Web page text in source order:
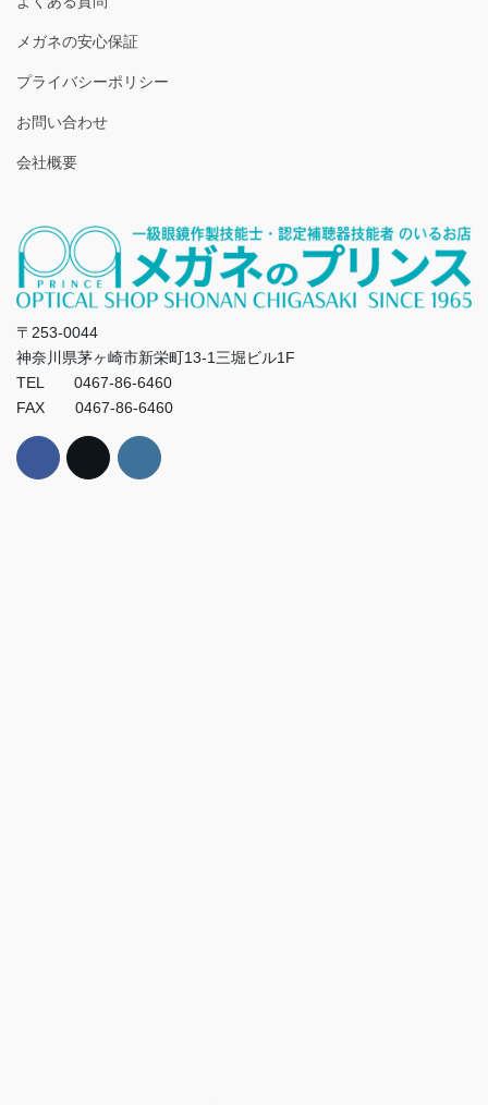
メガネの安心保証
プライバシーポリシー
お問い合わせ
会社概要
〒253-0044
神奈川県茅ヶ崎市新栄町13-1三堀ビル1F
TEL 0467-86-6460
FAX 0467-86-6460